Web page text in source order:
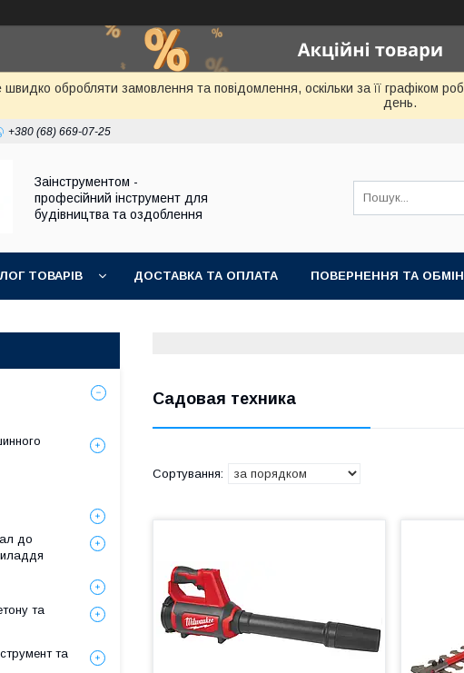
обробляти замовлення та повідомлення, оскільки за її графіком
день.
+380 (68) 669-07-25
Заінструментом -
професійний інструмент для
будівництва та оздоблення
ТОВАРІВ ДОСТАВКА ТА ОПЛАТА ПОВЕРНЕННЯ ТА ОБМІН
Садовая техника
до
та
та